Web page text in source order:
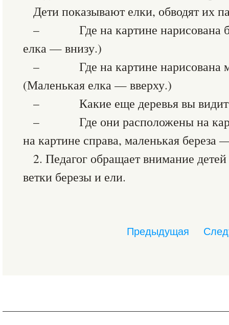
Дети показывают елки, обводят их
– Где на картине нарисована
елка — внизу.)
– Где на картине нарисована
(Маленькая елка — вверху.)
– Какие еще деревья вы видите
– Где они расположены на
на картине справа, маленькая береза
2. Педагог обращает внимание
ветки березы и ели.
Предыдущая